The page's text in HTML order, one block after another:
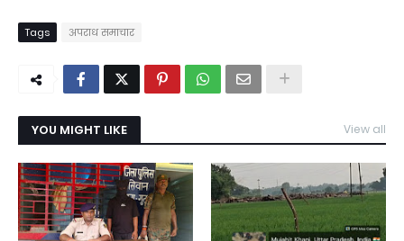
Tags अपराध समाचार
YOU MIGHT LIKE View all